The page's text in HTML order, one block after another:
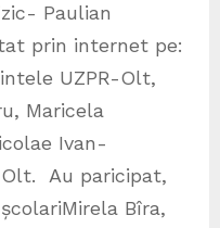
Paulian
prin internet pe:
UZPR-Olt,
Maricela
Ivan-
Au paricipat,
Bîra,